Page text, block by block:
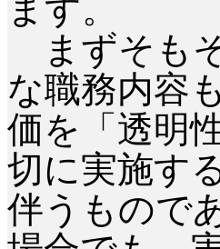
ます。
まずそも
な職務内容
価を「透明
切に実施す
伴うもので